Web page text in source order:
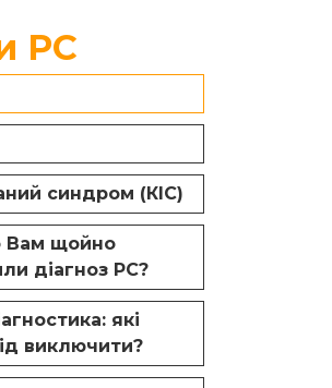
РС
синдром (КІС)
Вам щойно
діагноз РС?
які
виключити?